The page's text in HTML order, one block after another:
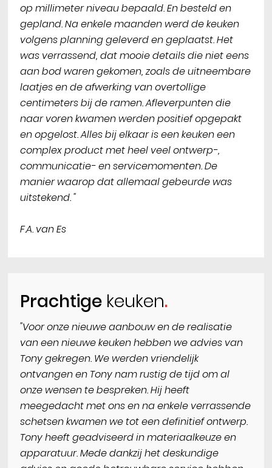
op millimeter niveau bepaald. En besteld en
gepland. Na enkele maanden werd de keuken
volgens planning geleverd en geplaatst. Het
was verrassend, dat mooie details die niet eens
aan bod waren gekomen, zoals de uitneembare
laatjes en de afwerking van overtollige
centimeters bij de ramen. Afleverpunten die
naar voren kwamen werden positief opgepakt
en opgelost. Alles bij elkaar is een keuken een
complex product met heel veel ontwerp-,
communicatie- en servicemomenten. De
manier waarop dat allemaal gebeurde was
uitstekend. "
F.A. van Es
Prachtige keuken
"Voor onze nieuwe aanbouw en de realisatie
van een nieuwe keuken hebben we advies van
Tony gekregen. We werden vriendelijk
ontvangen en Tony nam rustig de tijd om al
onze wensen te bespreken. Hij heeft
meegedacht met ons en na enkele verrassende
schetsen kwamen we tot een definitief ontwerp.
Tony heeft geadviseerd in materiaalkeuze en
apparatuur. Mede dankzij het deskundige